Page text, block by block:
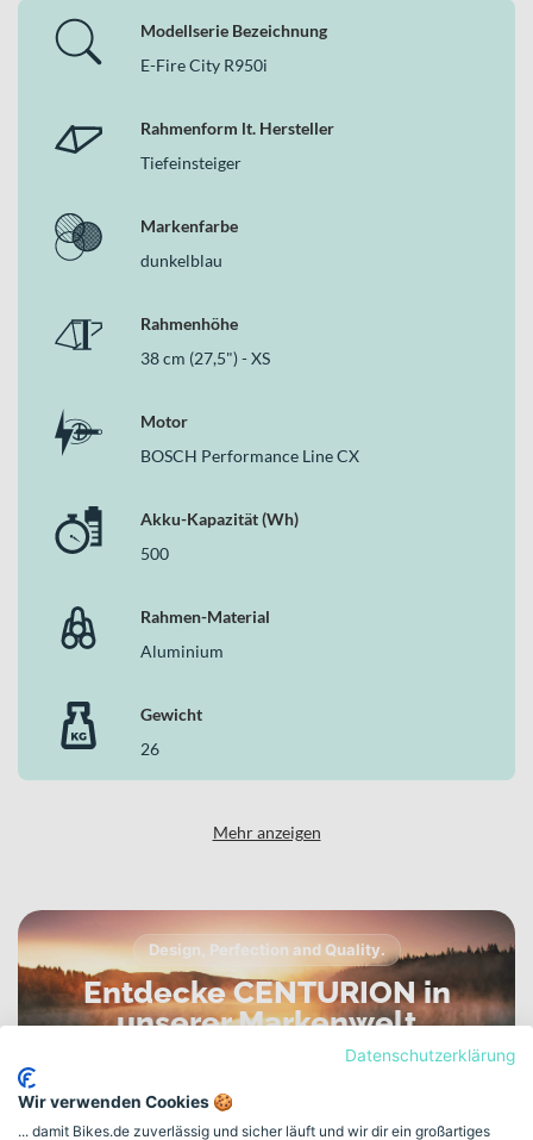
Modellserie Bezeichnung
E-Fire City R950i
Rahmenform lt. Hersteller
Tiefeinsteiger
Markenfarbe
dunkelblau
Rahmenhöhe
38 cm (27,5") - XS
Motor
BOSCH Performance Line CX
Akku-Kapazität (Wh)
500
Rahmen-Material
Aluminium
Gewicht
26
Mehr anzeigen
Design, Perfection and Quality.
Entdecke CENTURION in
unserer Markenwelt
TRADITION TRIFFT TECHNOLOGIE – FÜR TOUR, TRAIL UND
Datenschutzerklärung
Wir verwenden Cookies 🍪
... damit Bikes.de zuverlässig und sicher läuft und wir dir ein großartiges